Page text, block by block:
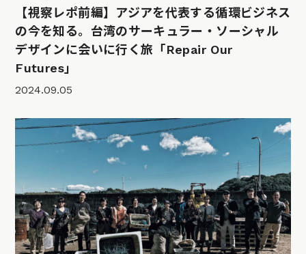
【視察レポ前編】アジアを代表する循環ビジネス
の今を知る。台湾のサーキュラー・ソーシャル
デザインに会いに行く旅「Repair Our
Futures」
2024.09.05